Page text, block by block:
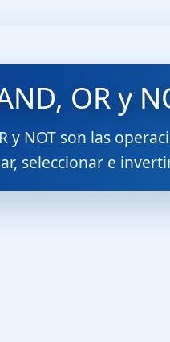
OR y
y NOT son las
seleccionar e